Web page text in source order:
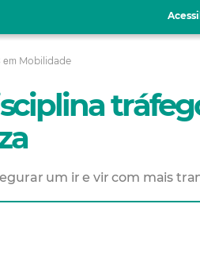
em Mobilidade
um ir e vir com mais